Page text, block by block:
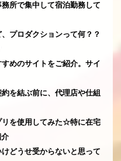
所で集中して宿泊勤務して
プロダクションって何？？
めのサイトをご紹介。サイ
を結ぶ前に、代理店や仕組
を使用してみた☆特に在宅
どうせ受からないと思って